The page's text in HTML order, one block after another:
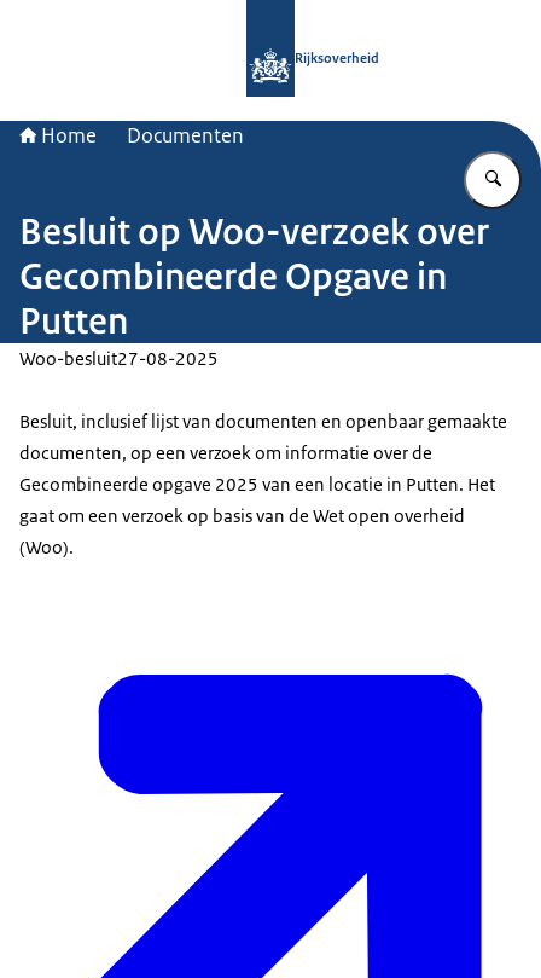
Rijksoverheid
Home Documenten
Besluit op Woo-verzoek over
Gecombineerde Opgave in
Putten
Woo-besluit27-08-2025
Besluit, inclusief lijst van documenten en openbaar gemaakte
documenten, op een verzoek om informatie over de
Gecombineerde opgave 2025 van een locatie in Putten. Het
gaat om een verzoek op basis van de Wet open overheid
(Woo).